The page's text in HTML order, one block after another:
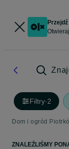
Filtry·2
Dom i ogród
ZNALEŹLIŚMY